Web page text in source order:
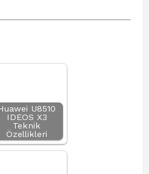
U8510
IDEOS X3
Teknik
Özellikleri